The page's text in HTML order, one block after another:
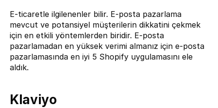
E-ticaretle ilgilenenler bilir. E-posta pazarlama
mevcut ve potansiyel müşterilerin dikkatini çekmek
için en etkili yöntemlerden biridir. E-posta
pazarlamadan en yüksek verimi almanız için e-posta
pazarlamasında en iyi 5 Shopify uygulamasını ele
aldık.
Klaviyo